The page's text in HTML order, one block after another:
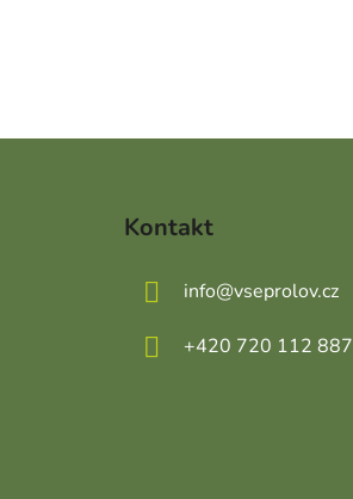
Kontakt
info@vseprolov.cz
+420 720 112 887